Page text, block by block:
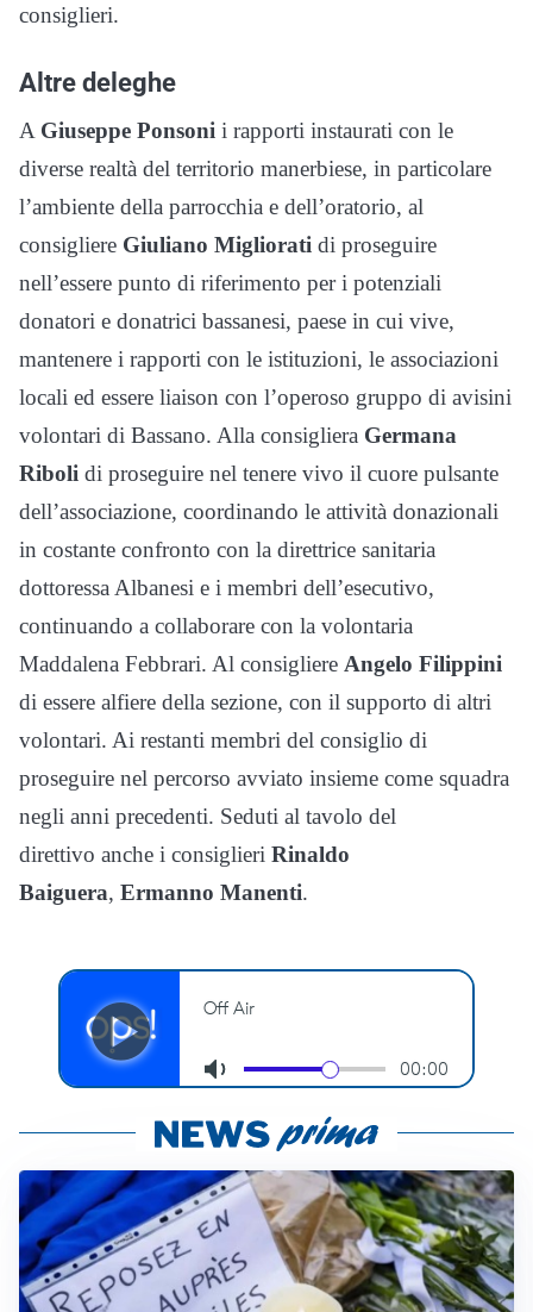
consiglieri.
Altre deleghe
A Giuseppe Ponsoni i rapporti instaurati con le
diverse realtà del territorio manerbiese, in particolare
l’ambiente della parrocchia e dell’oratorio, al
consigliere Giuliano Migliorati di proseguire
nell’essere punto di riferimento per i potenziali
donatori e donatrici bassanesi, paese in cui vive,
mantenere i rapporti con le istituzioni, le associazioni
locali ed essere liaison con l’operoso gruppo di avisini
volontari di Bassano. Alla consigliera Germana
Riboli di proseguire nel tenere vivo il cuore pulsante
dell’associazione, coordinando le attività donazionali
in costante confronto con la direttrice sanitaria
dottoressa Albanesi e i membri dell’esecutivo,
continuando a collaborare con la volontaria
Maddalena Febbrari. Al consigliere Angelo Filippini
di essere alfiere della sezione, con il supporto di altri
volontari. Ai restanti membri del consiglio di
proseguire nel percorso avviato insieme come squadra
negli anni precedenti. Seduti al tavolo del
direttivo anche i consiglieri Rinaldo
Baiguera, Ermanno Manenti.